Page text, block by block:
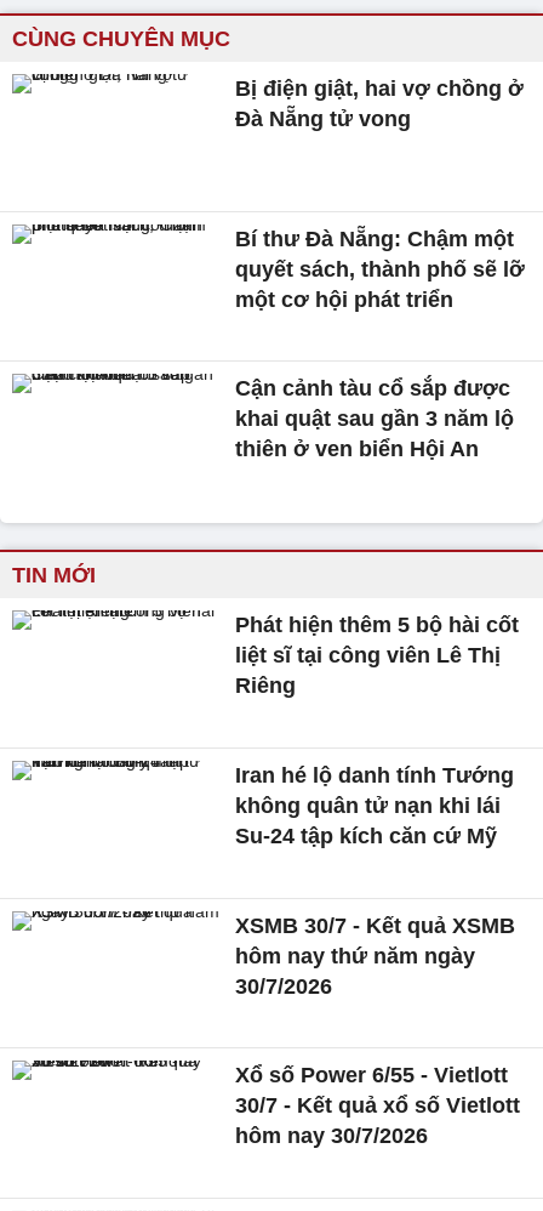
CÙNG CHUYÊN MỤC
Bị điện giật, hai vợ chồng ở
Đà Nẵng tử vong
Bí thư Đà Nẵng: Chậm một
quyết sách, thành phố sẽ lỡ
một cơ hội phát triển
Cận cảnh tàu cổ sắp được
khai quật sau gần 3 năm lộ
thiên ở ven biển Hội An
TIN MỚI
Phát hiện thêm 5 bộ hài cốt
liệt sĩ tại công viên Lê Thị
Riêng
Iran hé lộ danh tính Tướng
không quân tử nạn khi lái
Su-24 tập kích căn cứ Mỹ
XSMB 30/7 - Kết quả XSMB
hôm nay thứ năm ngày
30/7/2026
Xổ số Power 6/55 - Vietlott
30/7 - Kết quả xổ số Vietlott
hôm nay 30/7/2026